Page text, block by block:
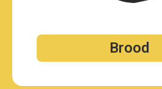
Brood